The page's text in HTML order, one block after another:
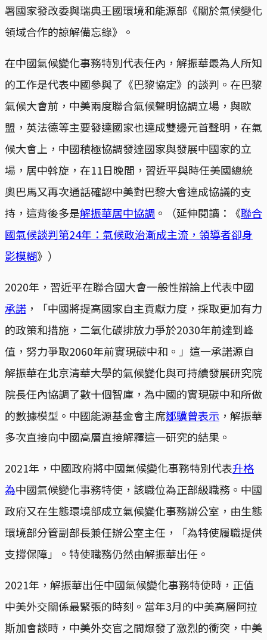
署國家發改委與瑞典王國環境和能源部《關於氣候變化
領域合作的諒解備忘錄》。
在中國氣候變化事務特別代表任內，解振華最為人所知
的工作是代表中國參與了《巴黎協定》的談判。在巴黎
氣候大會前，中美兩度聯合氣候聲明協調立場，與歐
盟，英法德等主要發達國家也達成雙邊元首聲明，在氣
候大會上，中國積極協調發達國家與發展中國家的立
場，居中斡旋，在11日晚間，習近平與時任美國總統
奧巴馬又再次通話確認中美對巴黎大會達成協議的支
持，這背後多是解振華居中協調 。（延伸閱讀：《聯合
國氣候談判第24年：氣候政治漸成主流，領導者卻身
影模糊》）
2020年，習近平在聯合國大會一般性辯論上代表中國
承諾 ，「中國將提高國家自主貢獻力度，採取更加有力
的政策和措施，二氧化碳排放力爭於2030年前達到峰
值，努力爭取2060年前實現碳中和。」這一承諾源自
解振華在北京清華大學的氣候變化與可持續發展研究院
院長任內協調了數十個智庫，為中國的實現碳中和所做
的數據模型。中國能源基金會主席鄒驥曾表示 ，解振華
多次直接向中國高層直接解釋這一研究的結果。
2021年，中國政府將中國氣候變化事務特別代表升格
為中國氣候變化事務特使，該職位為正部級職務。中國
政府又在生態環境部成立氣候變化事務辦公室，由生態
環境部分管副部長兼任辦公室主任，「為特使履職提供
支撐保障」。特使職務仍然由解振華出任。
2021年，解振華出任中國氣候變化事務特使時，正值
中美外交關係最緊張的時刻。當年3月的中美高層阿拉
斯加會談時，中美外交官之間爆發了激烈的衝突，中美